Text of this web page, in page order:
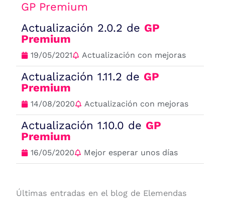
GP Premium
Actualización 2.0.2 de GP
Premium
19/05/2021 Actualización con mejoras
Actualización 1.11.2 de GP
Premium
14/08/2020 Actualización con mejoras
Actualización 1.10.0 de GP
Premium
16/05/2020 Mejor esperar unos días
Últimas entradas en el blog de Elemendas